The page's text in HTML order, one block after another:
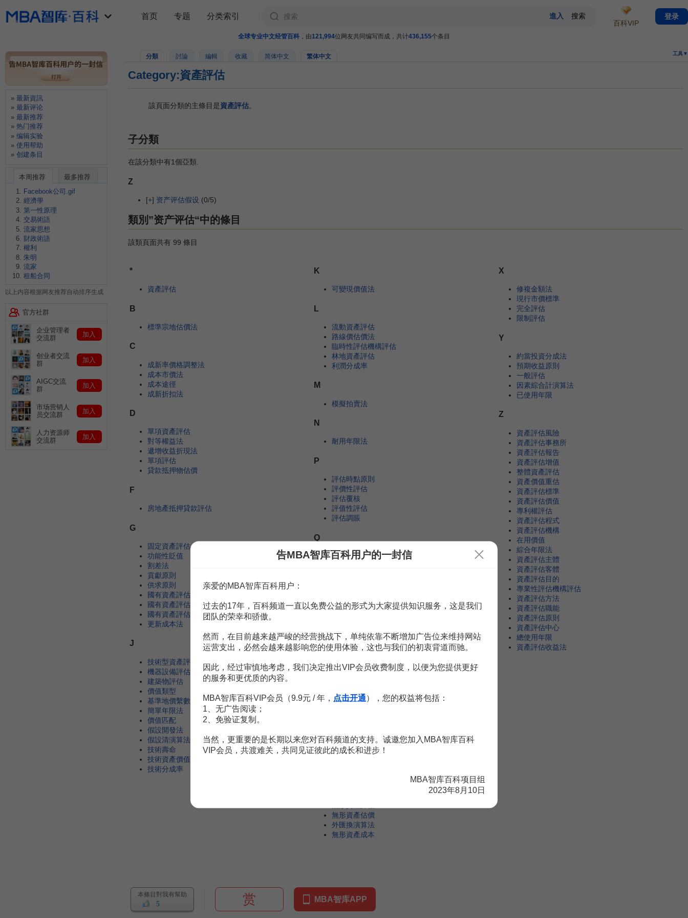
全球专业中文经管百科 ，由121,994位网友共同编写而成，共计436,155个条目
分類 討論 編輯 收藏 简体中文 繁体中文 工具▼
Category:資產評估
該頁面分類的主條目是資產評估。
子分類
在該分類中有1個亞類.
Z
[+] 资产评估假设 (0/5)
類別”资产评估“中的條目
該類頁面共有 99 條目
*
資產評估
B
標準宗地估價法
C
成新率價格調整法
成本市價法
成本途徑
成新折扣法
D
單項資產評估
對等權益法
遞增收益折現法
單項評估
貸款抵押物估價
F
房地產抵押貸款評估
G
固定資產評估
功能性貶值
割差法
貢獻原則
供求原則
國有資產評估
國有資產評估方法
國有資產評估制度
更新成本法
J
技術型資產評估
機器設備評估
建築物評估
價值類型
基準地價繫數修訂法
簡單年限法
價值匹配
假設開發法
假設清演算法
技術壽命
技術資產價值評估
技術分成率
K
可變現價值法
L
流動資產評估
路線價估價法
臨時性評估機構評估
林地資產評估
利潤分成率
M
模擬拍賣法
N
耐用年限法
P
評估時點原則
評價性評估
評估覆核
評值性評估
評估調賬
Q
清算價格標準
市價折扣法
市場售價類比法
市價調整法
收益期限
實物類流動資產評估
實際觀察法
土地使用權評估
替代原則
無形資產估價
外匯換演算法
無形資產成本
X
修複金額法
現行市價標準
完全評估
限制評估
Y
約當投資分成法
預期收益原則
一般評估
因素綜合計演算法
已使用年限
Z
資產評估風險
資產評估事務所
資產評估報告
資產評估增值
整體資產評估
資產價值重估
資產評估標準
資產評估價值
專利權評估
資產評估程式
資產評估機構
在用價值
綜合年限法
資產評估主體
資產評估客體
資產評估目的
專業性評估機構評估
資產評估方法
資產評估職能
資產評估原則
資產評估中心
總使用年限
資產評估收益法
本條目對我有幫助
5 赏 MBA智库APP
首页 专题 分类索引
百科VIP
登录
最新資訊
最新评论
最新推荐
热门推荐
编辑实验
使用帮助
创建条目
本周推荐
最多推荐
Facebook公司.gif
經濟學
第一性原理
交易術語
流家思想
財政術語
權利
朱明
流家
租船合同
以上内容根据网友推荐自动排序生成
官方社群
企业管理者
交流群
加入
创业者交流
群
加入
AIGC交流
群
加入
市场营销人
员交流群
加入
人力资源师
交流群
加入
告MBA智库百科用户的一封信
亲爱的MBA智库百科用户：
过去的17年，百科频道一直以免费公益的形式为大家提供知识服务，这是我们
团队的荣幸和骄傲。
然而，在目前越来越严峻的经营挑战下，单纯依靠不断增加广告位来维持网站
运营支出，必然会越来越影响您的使用体验，这也与我们的初衷背道而驰。
因此，经过审慎地考虑，我们决定推出VIP会员收费制度，以便为您提供更好
的服务和更优质的内容。
MBA智库百科VIP会员（9.9元 / 年， 点击开通），您的权益将包括：
1、无广告阅读；
2、免验证复制。
当然，更重要的是长期以来您对百科频道的支持。诚邀您加入MBA智库百科
VIP会员，共渡难关，共同见证彼此的成长和进步！
MBA智库百科项目组
2023年8月10日